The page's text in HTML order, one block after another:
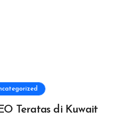
Teratas di Kuwait